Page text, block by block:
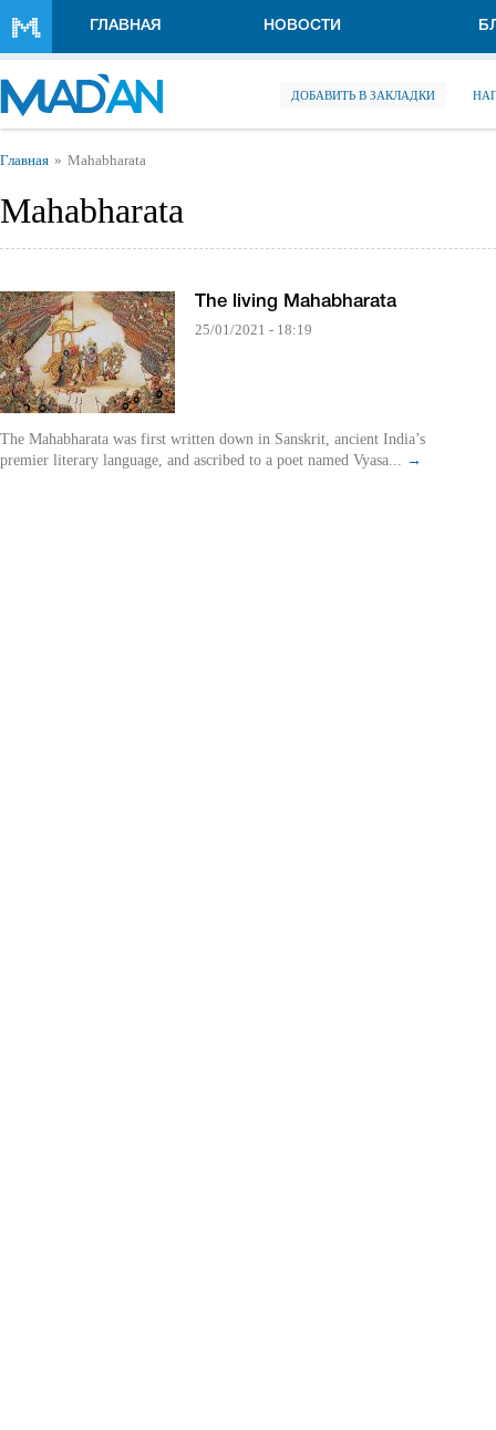
ГЛАВНАЯ НОВОСТИ
ДОБАВИТЬ В ЗАКЛАДКИ
Вы здесь
Главная Mahabharata
Mahabharata
The living Mahabharata
25/01/2021 - 18:19
The Mahabharata was first written down in Sanskrit, ancient India’s
premier literary language, and ascribed to a poet named Vyasa... →